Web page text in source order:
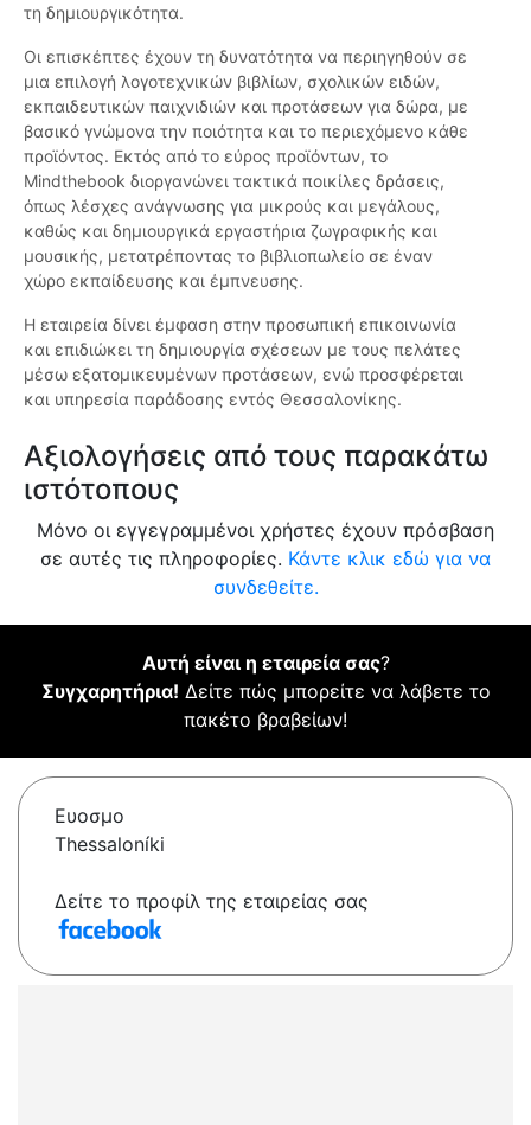
τη δημιουργικότητα.
Οι επισκέπτες έχουν τη δυνατότητα να περιηγηθούν σε
μια επιλογή λογοτεχνικών βιβλίων, σχολικών ειδών,
εκπαιδευτικών παιχνιδιών και προτάσεων για δώρα, με
βασικό γνώμονα την ποιότητα και το περιεχόμενο κάθε
προϊόντος. Εκτός από το εύρος προϊόντων, το
Mindthebook διοργανώνει τακτικά ποικίλες δράσεις,
όπως λέσχες ανάγνωσης για μικρούς και μεγάλους,
καθώς και δημιουργικά εργαστήρια ζωγραφικής και
μουσικής, μετατρέποντας το βιβλιοπωλείο σε έναν
χώρο εκπαίδευσης και έμπνευσης.
Η εταιρεία δίνει έμφαση στην προσωπική επικοινωνία
και επιδιώκει τη δημιουργία σχέσεων με τους πελάτες
μέσω εξατομικευμένων προτάσεων, ενώ προσφέρεται
και υπηρεσία παράδοσης εντός Θεσσαλονίκης.
Αξιολογήσεις από τους παρακάτω
ιστότοπους
Μόνο οι εγγεγραμμένοι χρήστες έχουν πρόσβαση
σε αυτές τις πληροφορίες. Κάντε κλικ εδώ για να
συνδεθείτε.
Αυτή είναι η εταιρεία σας?
Συγχαρητήρια! Δείτε πώς μπορείτε να λάβετε το
πακέτο βραβείων!
Ευοσμο
Thessaloníki
Δείτε το προφίλ της εταιρείας σας